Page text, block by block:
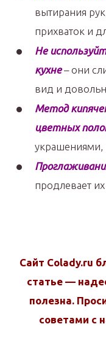
вытирания
прихваток и
Не
кухне– они
вид и
Метод
цветных
продлевает их
Сайт Colady.ru
статье —
полезна.
советами с